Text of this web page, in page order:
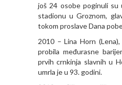
još 24 osobe poginuli su
stadionu u Groznom,
tokom proslave Dana
2010 – Lina Horn
probila međurasne
prvih crnkinja slavnih u
umrla je u 93. godini.